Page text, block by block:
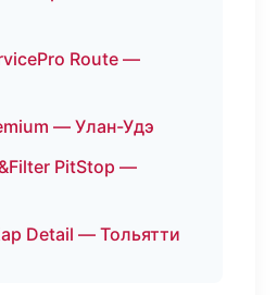
Route —
— Улан-Удэ
PitStop —
Detail — Тольятти